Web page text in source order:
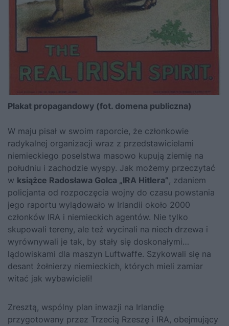
Plakat propagandowy (fot. domena publiczna)
W maju pisał w swoim raporcie, że członkowie
radykalnej organizacji wraz z przedstawicielami
niemieckiego poselstwa masowo kupują ziemię na
południu i zachodzie wyspy. Jak możemy przeczytać
w książce Radosława Golca „IRA Hitlera”, zdaniem
policjanta od rozpoczęcia wojny do czasu powstania
jego raportu wylądowało w Irlandii około 2000
członków IRA i niemieckich agentów. Nie tylko
skupowali tereny, ale też wycinali na niech drzewa i
wyrównywali je tak, by stały się doskonałymi…
lądowiskami dla maszyn Luftwaffe. Szykowali się na
desant żołnierzy niemieckich, których mieli zamiar
witać jak wybawicieli!
Zresztą, wspólny plan inwazji na Irlandię
przygotowany przez Trzecią Rzeszę i IRA, obejmujący